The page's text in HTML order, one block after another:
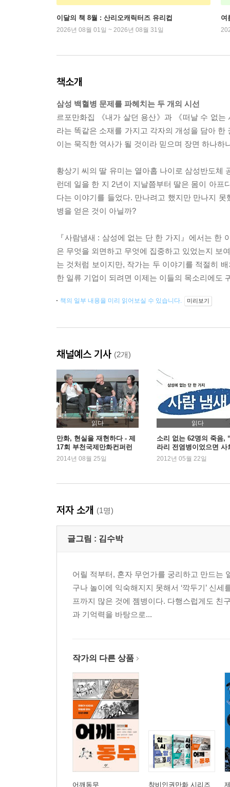
이달의 책 8월 : 산리오캐릭터즈 유리컵
2026년 08월 01일 ~ 2026년 08월 31일
여
책소개
삼성 백혈병 문제를 파헤치는 두 개의 시선
르포만화집 《내가 살던 용산》과 《떠날 수 없
라는 똑같은 소재를 가지고 각자의 개성을 담아
이는 묵직한 역사가 될 것이라 믿으며 장면 하나
황상기 씨의 딸 유미는 열아홉 나이로 삼성반도체
런데 일을 한 지 2년이 지날쯤부터 딸은 몸이 아
다는 이야기를 들었다. 만나려고 했지만 만나지
병을 얻은 것이 아닐까?
『사람냄새 : 삼성에 없는 단 한 가지』에서는 한
은 무엇을 외면하고 무엇에 집중하고 있었는지 보
는 것처럼 보이지만, 작가는 두 이야기를 적절히
한 일류 기업이 되려면 이제는 이들의 목소리에도
책의 일부 내용을 미리 읽어보실 수 있습니다. 미리보기
채널예스 기사 (2개)
읽다
만화, 현실을 재현하다 - 제
17회 부천국제만화컨퍼런
스
2014년 08월 25일
읽다
소리 없는 62명의 죽음,
라리 전염병이었으면 사
가 발칵 뒤집혔을 텐데
2012년 05월 22일
저자 소개 (1명)
글그림 : 김수박
어릴 적부터, 혼자 무언가를 궁리하고 만드는
구나 놀이에 익숙해지지 못해서 ‘깍두기’ 신
프까지 많은 것에 젬병이다. 다행스럽게도 친
과 기억력을 바탕으로...
작가의 다른 상품
어깨동무 창비인권만화 시리즈